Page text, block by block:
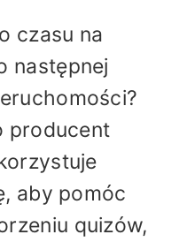
czasu na
następnej
producent
aby pomóc
quizów,